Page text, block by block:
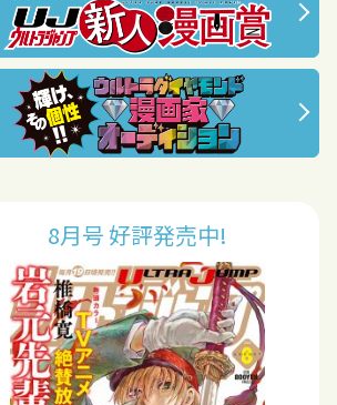
8月号 好評発売中!